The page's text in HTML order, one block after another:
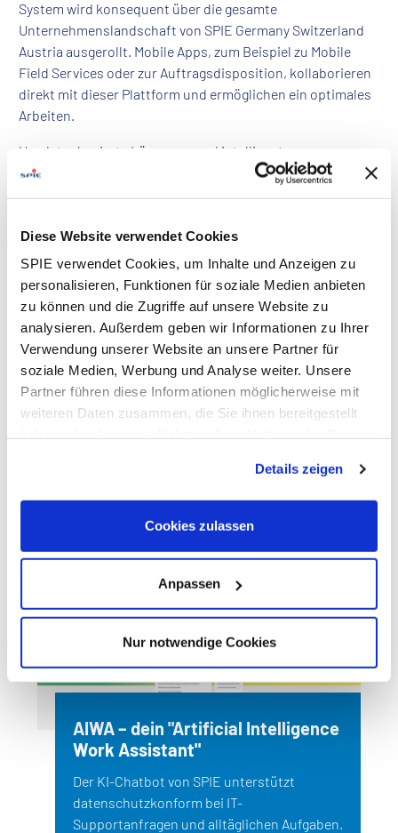
Diese Website verwendet Cookies
SPIE verwendet Cookies, um Inhalte und Anzeigen zu
personalisieren, Funktionen für soziale Medien anbieten
zu können und die Zugriffe auf unsere Website zu
analysieren. Außerdem geben wir Informationen zu Ihrer
Verwendung unserer Website an unsere Partner für
soziale Medien, Werbung und Analyse weiter. Unsere
Partner führen diese Informationen möglicherweise mit
weiteren Daten zusammen, die Sie ihnen bereitgestellt
Verarbeitung Ihrer Daten in den USA ein. Alle weiteren
Informationen zu Cookies finden Sie in unseren
Datenschutzhinweisen.
Details zeigen
Cookies zulassen
Anpassen
Nur notwendige Cookies
System wird konsequent über die gesamte
Unternehmenslandschaft von SPIE Germany Switzerland
Austria ausgerollt. Mobile Apps, zum Beispiel zu Mobile
Field Services oder zur Auftragsdisposition, kollaborieren
direkt mit dieser Plattform und ermöglichen ein optimales
Arbeiten.
Um datenbasierte Lösungen und intelligente
Auswertungen fundiert abzubilden, verfügen wir über eine
unsere spannenden Use Cases, wie das Einkaufsreporting
oder FM-Analytics darin integriert.
Ein weiterer Baustein ist unsere unternehmensinterne
ChatGPT-Instanz AIWA, die es ermöglicht, KI-Assistenten
aufzubauen. Da die SPIE eigene Lösung Informationen
nicht in die allgemeine Cloud übermittelt, ist auch der
Datenschutz sichergestellt.
USE CASES
Entdecke, wie wir den Alltag
leichter machen!
AIWA – dein "Artificial Intelligence
Work Assistant"
Der KI-Chatbot von SPIE unterstützt
datenschutzkonform bei IT-
Supportanfragen und alltäglichen Aufgaben.